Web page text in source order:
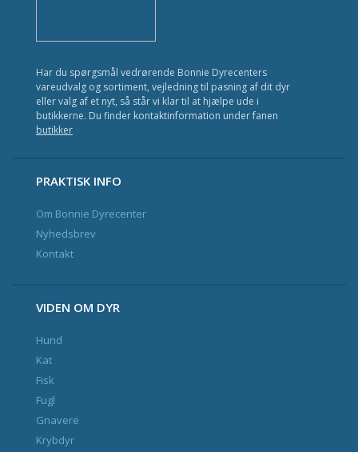
Fugl
Gnavere
Krybdyr
Nyhedsbrev og Kundeklub
Kontakt
Har du spørgsmål vedrørende Bonnie Dyrecenters
vareudvalg og sortiment, vejledning til pasning af dit dyr
eller valg af et nyt, så står vi klar til at hjælpe ude i
butikkerne. Du finder kontaktinformation under fanen
butikker
PRAKTISK INFO
Om Bonnie Dyrecenter
Nyhedsbrev
Kontakt
VIDEN OM DYR
Hund
Kat
Fisk
Fugl
Gnavere
Krybdyr